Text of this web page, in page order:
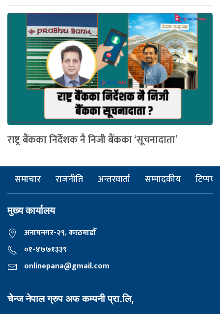
राष्ट्र बैंकका निर्देशक नै निजी बैंकका ‘सूचनादाता’
समाचार राजनीति अन्तरवार्ता सम्पादकीय टिप्पणी
मुख्य कार्यालय
अनामनगर-२९, काठमाडाैँ
०१-४७७१३३९
onlinepana@gmail.com
चेन्ज नेपाल ग्रुप अफ कम्पनी प्रा.लि,